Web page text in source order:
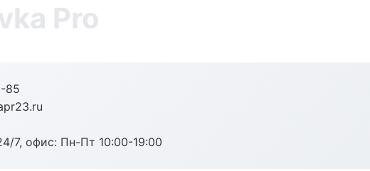
Pro
85
7, офис: Пн-Пт 10:00-19:00